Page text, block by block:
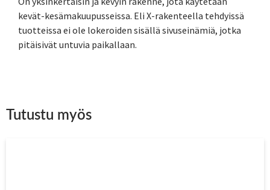
kevät-kesämakuupusseissa. Eli X-rakenteella tehdyissä
tuotteissa ei ole lokeroiden sisällä sivuseinämiä, jotka
pitäisivät untuvia paikallaan.
Tutustu myös